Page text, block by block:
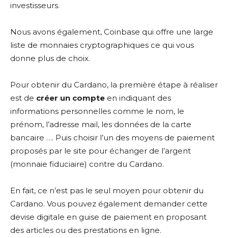
investisseurs.
Nous avons également, Coinbase qui offre une large
liste de monnaies cryptographiques ce qui vous
donne plus de choix.
Pour obtenir du Cardano, la première étape à réaliser
est de créer un compte en indiquant des
informations personnelles comme le nom, le
prénom, l’adresse mail, les données de la carte
bancaire …. Puis choisir l’un des moyens de paiement
proposés par le site pour échanger de l’argent
(monnaie fiduciaire) contre du Cardano.
En fait, ce n’est pas le seul moyen pour obtenir du
Cardano. Vous pouvez également demander cette
devise digitale en guise de paiement en proposant
des articles ou des prestations en ligne.